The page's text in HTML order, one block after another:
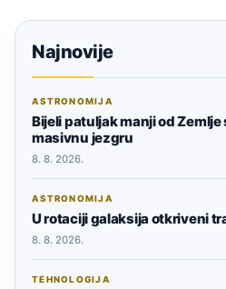
Najnovije
ASTRONOMIJA
Bijeli patuljak manji od
masivnu jezgru
8. 8. 2026.
ASTRONOMIJA
U rotaciji galaksija otkriveni
8. 8. 2026.
TEHNOLOGIJA